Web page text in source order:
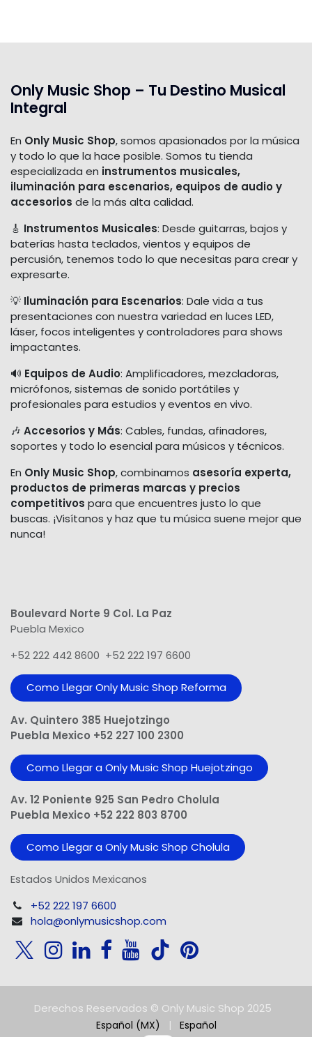
Only Music Shop – Tu Destino Musical
Integral
En Only Music Shop, somos apasionados por la música
y todo lo que la hace posible. Somos tu tienda
especializada en instrumentos musicales,
iluminación para escenarios, equipos de audio y
accesorios de la más alta calidad.
🎸 Instrumentos Musicales: Desde guitarras, bajos y
baterías hasta teclados, vientos y equipos de
percusión, tenemos todo lo que necesitas para crear y
expresarte.
💡 Iluminación para Escenarios: Dale vida a tus
presentaciones con nuestra variedad en luces LED,
láser, focos inteligentes y controladores para shows
impactantes.
🔊 Equipos de Audio: Amplificadores, mezcladoras,
micrófonos, sistemas de sonido portátiles y
profesionales para estudios y eventos en vivo.
🎶 Accesorios y Más: Cables, fundas, afinadores,
soportes y todo lo esencial para músicos y técnicos.
En Only Music Shop, combinamos asesoría experta,
productos de primeras marcas y precios
competitivos para que encuentres justo lo que
buscas. ¡Visítanos y haz que tu música suene mejor que
nunca!
Boulevard Norte 9 Col. La Paz
Puebla Mexico
+52 222 442 8600 +52 222 197 6600
Como Llegar Only Music Shop​ Reforma
Av. Quintero 385 Huejotzingo
Puebla Mexico +52 227 100 2300
Como Llegar a Only Music Shop Huejotzingo
Av. 12 Poniente 925 San Pedro Cholula
Puebla Mexico +52 222 803 8700
Como Llegar a Only Music Shop Cholula
Estados Unidos Mexicanos
+52 222 197 6600
hola@onlymusicshop.com
Derechos Reservados © Only Music Shop 2025
Español (MX) |
Español